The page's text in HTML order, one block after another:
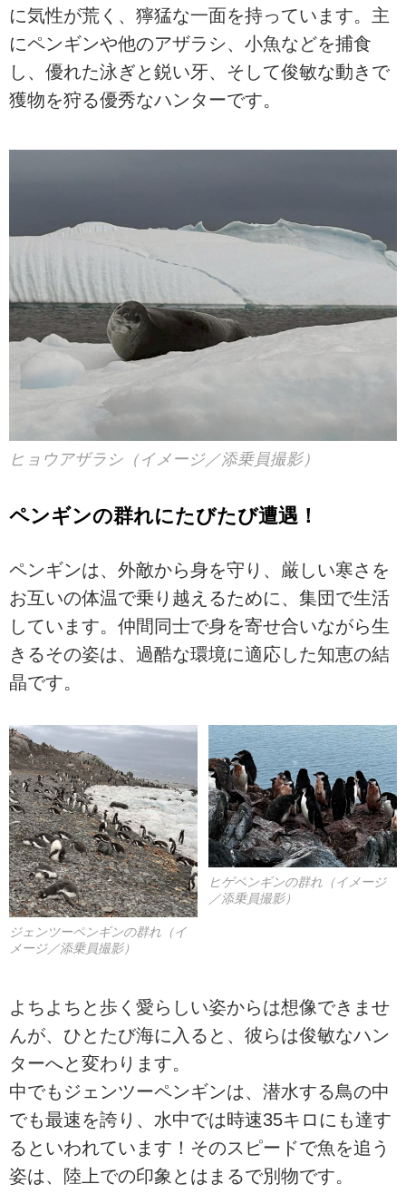
に気性が荒く、獰猛な一面を持っています。主
にペンギンや他のアザラシ、小魚などを捕食
し、優れた泳ぎと鋭い牙、そして俊敏な動きで
獲物を狩る優秀なハンターです。
ヒョウアザラシ（イメージ／添乗員撮影）
ペンギンの群れにたびたび遭遇！
ペンギンは、外敵から身を守り、厳しい寒さを
お互いの体温で乗り越えるために、集団で生活
しています。仲間同士で身を寄せ合いながら生
きるその姿は、過酷な環境に適応した知恵の結
晶です。
ジェンツーペンギンの群れ（イ
メージ／添乗員撮影）
ヒゲペンギンの群れ（イメージ
／添乗員撮影）
よちよちと歩く愛らしい姿からは想像できませ
んが、ひとたび海に入ると、彼らは俊敏なハン
ターへと変わります。
中でもジェンツーペンギンは、潜水する鳥の中
でも最速を誇り、水中では時速35キロにも達す
るといわれています！そのスピードで魚を追う
姿は、陸上での印象とはまるで別物です。